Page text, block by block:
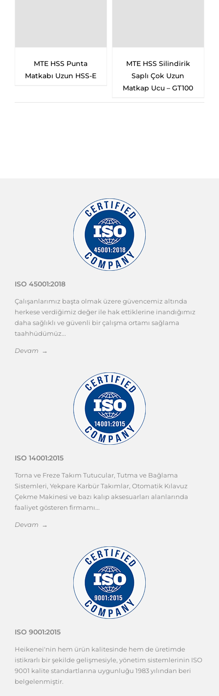
HSS Punta
Uzun HSS-E
MTE HSS Silindirik
Saplı Çok Uzun
Matkap Ucu – GT100
MTE
Çürütme
ISO 45001:2018
Çalışanlarımız başta olmak üzere güvencemiz altında
herkese verdiğimiz değer ile hak ettiklerine inandığımız
daha sağlıklı ve güvenli bir çalışma ortamı sağlama
taahhüdümüz...
Devam →
ISO 14001:2015
Torna ve Freze Takım Tutucular, Tutma ve Bağlama
Sistemleri, Yekpare Karbür Takımlar, Otomatik Kılavuz
Çekme Makinesi ve bazı kalıp aksesuarları alanlarında
faaliyet gösteren firmamı...
Devam →
ISO 9001:2015
Heikenei'nin hem ürün kalitesinde hem de üretimde
istikrarlı bir şekilde gelişmesiyle, yönetim sistemlerinin ISO
9001 kalite standartlarına uygunluğu 1983 yılından beri
belgelenmiştir.